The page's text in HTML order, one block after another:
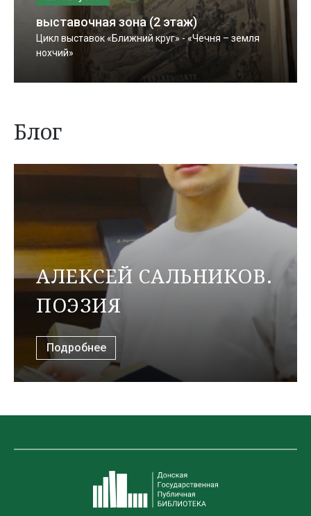
выставочная зона (2 этаж)
Цикл выставок «Ближний круг» - «Чечня – земля
нохчий»
Блог
АЛЕКСЕЙ САЛЬНИКОВ.
ПОЭЗИЯ
Подробнее